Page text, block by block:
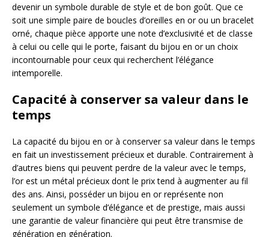
devenir un symbole durable de style et de bon goût. Que ce
soit une simple paire de boucles d’oreilles en or ou un bracelet
orné, chaque pièce apporte une note d’exclusivité et de classe
à celui ou celle qui le porte, faisant du bijou en or un choix
incontournable pour ceux qui recherchent l’élégance
intemporelle.
Capacité à conserver sa valeur dans le
temps
La capacité du bijou en or à conserver sa valeur dans le temps
en fait un investissement précieux et durable. Contrairement à
d’autres biens qui peuvent perdre de la valeur avec le temps,
l’or est un métal précieux dont le prix tend à augmenter au fil
des ans. Ainsi, posséder un bijou en or représente non
seulement un symbole d’élégance et de prestige, mais aussi
une garantie de valeur financière qui peut être transmise de
génération en génération.